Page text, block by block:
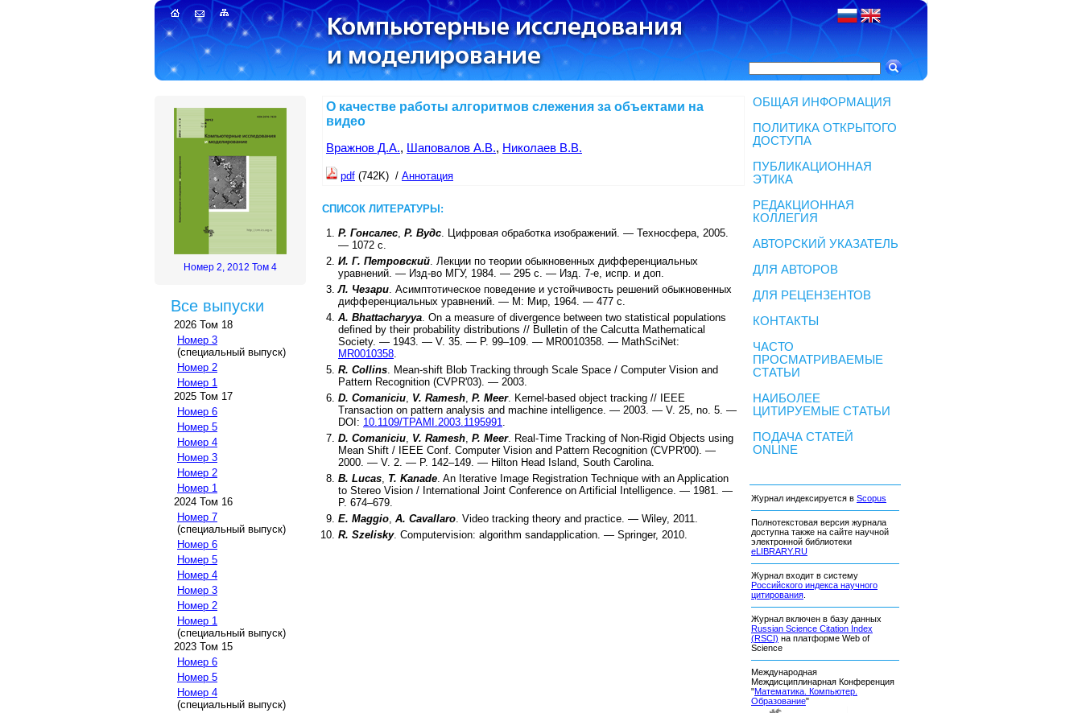
Номер 2, 2012 Том 4
Все выпуски
2026 Том 18
Номер 3
(специальный выпуск)
Номер 2
Номер 1
2025 Том 17
Номер 6
Номер 5
Номер 4
Номер 3
Номер 2
Номер 1
2024 Том 16
Номер 7
(специальный выпуск)
Номер 6
Номер 5
Номер 4
Номер 3
Номер 2
Номер 1
(специальный выпуск)
2023 Том 15
Номер 6
Номер 5
Номер 4
(специальный выпуск)
О качестве работы алгоритмов слежения за объектами на
видео
Вражнов Д.А., Шаповалов А.В., Николаев В.В.
pdf (742K) / Аннотация
СПИСОК ЛИТЕРАТУРЫ:
Р. Гонсалес, Р. Вудс. Цифровая обработка изображений. — Техносфера, 2005.
— 1072 с.
И. Г. Петровский. Лекции по теории обыкновенных дифференциальных
уравнений. — Изд-во МГУ, 1984. — 295 с. — Изд. 7-е, испр. и доп.
Л. Чезари. Асимптотическое поведение и устойчивость решений обыкновенных
дифференциальных уравнений. — М : Мир, 1964. — 477 с.
A. Bhattacharyya. On a measure of divergence between two statistical populations
defined by their probability distributions // Bulletin of the Calcutta Mathematical
Society. — 1943. — V. 35. — P. 99–109. — MR0010358. — MathSciNet:
MR0010358.
R. Collins. Mean-shift Blob Tracking through Scale Space / Computer Vision and
Pattern Recognition (CVPR'03). — 2003.
D. Comaniciu, V. Ramesh, P. Meer. Kernel-based object tracking //
IEEE
Transaction on pattern analysis and machine intelligence. — 2003. — V. 25, no. 5. —
DOI: 10.1109/TPAMI.2003.1195991.
D. Comaniciu, V. Ramesh, P. Meer. Real-Time Tracking of Non-Rigid Objects using
Mean Shift / IEEE Conf. Computer Vision and Pattern Recognition (CVPR'00). —
2000. — V. 2. — P. 142–149. — Hilton Head Island, South Carolina.
B. Lucas, T. Kanade. An Iterative Image Registration Technique with an Application
to Stereo Vision / International Joint Conference on Artificial Intelligence. — 1981. —
P. 674–679.
E. Maggio, A. Cavallaro. Video tracking theory and practice. — Wiley, 2011.
R. Szelisky. Computervision: algorithm sandapplication. — Springer, 2010.
ОБЩАЯ ИНФОРМАЦИЯ
ПОЛИТИКА ОТКРЫТОГО
ДОСТУПА
ПУБЛИКАЦИОННАЯ
ЭТИКА
РЕДАКЦИОННАЯ
КОЛЛЕГИЯ
АВТОРСКИЙ УКАЗАТЕЛЬ
ДЛЯ АВТОРОВ
ДЛЯ РЕЦЕНЗЕНТОВ
КОНТАКТЫ
ЧАСТО
ПРОСМАТРИВАЕМЫЕ
СТАТЬИ
НАИБОЛЕЕ
ЦИТИРУЕМЫЕ СТАТЬИ
ПОДАЧА СТАТЕЙ
ONLINE
Журнал индексируется в Scopus
Полнотекстовая версия журнала
доступна также на сайте научной
электронной библиотеки
eLIBRARY.RU
Журнал входит в систему
Российского индекса научного
цитирования
Журнал включен в базу данных
Russian Science Citation Index
(RSCI) на платформе Web of
Science
Международная
Междисциплинарная Конференция
"Математика. Компьютер.
Образование"